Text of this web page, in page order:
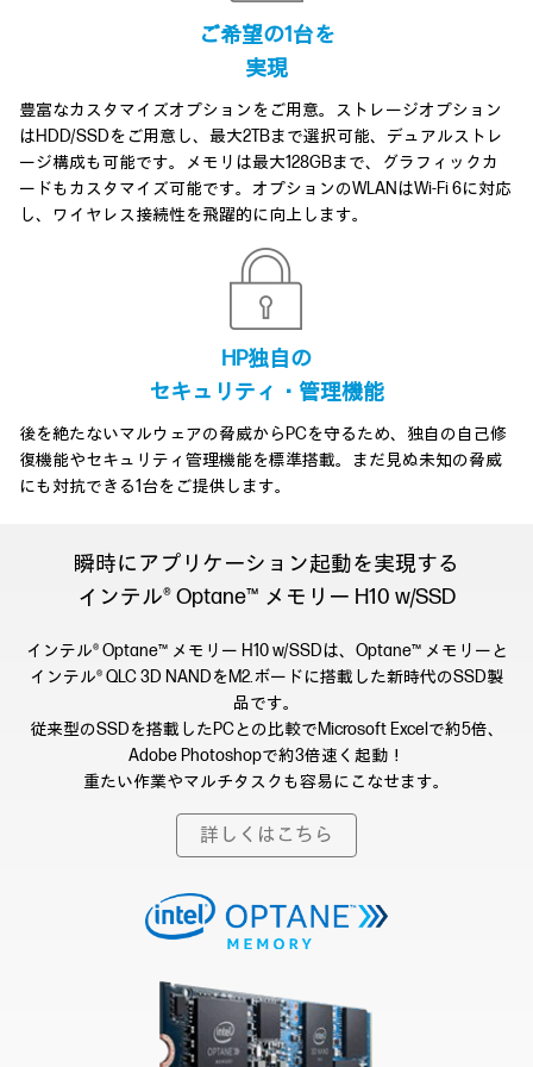
ご希望の1台を
実現
豊富なカスタマイズオプションをご用意。ストレージオプション
はHDD/SSDをご用意し、最大2TBまで選択可能、デュアルストレ
ージ構成も可能です。メモリは最大128GBまで、グラフィックカ
ードもカスタマイズ可能です。オプションのWLANはWi-Fi 6に対応
し、ワイヤレス接続性を飛躍的に向上します。
HP独自の
セキュリティ・管理機能
後を絶たないマルウェアの脅威からPCを守るため、独自の自己修
復機能やセキュリティ管理機能を標準搭載。まだ見ぬ未知の脅威
にも対抗できる1台をご提供します。
瞬時にアプリケーション起動を実現する
インテル® Optane™ メモリー H10 w/SSD
インテル® Optane™ メモリー H10 w/SSDは、Optane™ メモリーと
インテル® QLC 3D NANDをM2.ボードに搭載した新時代のSSD製
品です。
従来型のSSDを搭載したPCとの比較でMicrosoft Excelで約5倍、
Adobe Photoshopで約3倍速く起動！
重たい作業やマルチタスクも容易にこなせます。
詳しくはこちら